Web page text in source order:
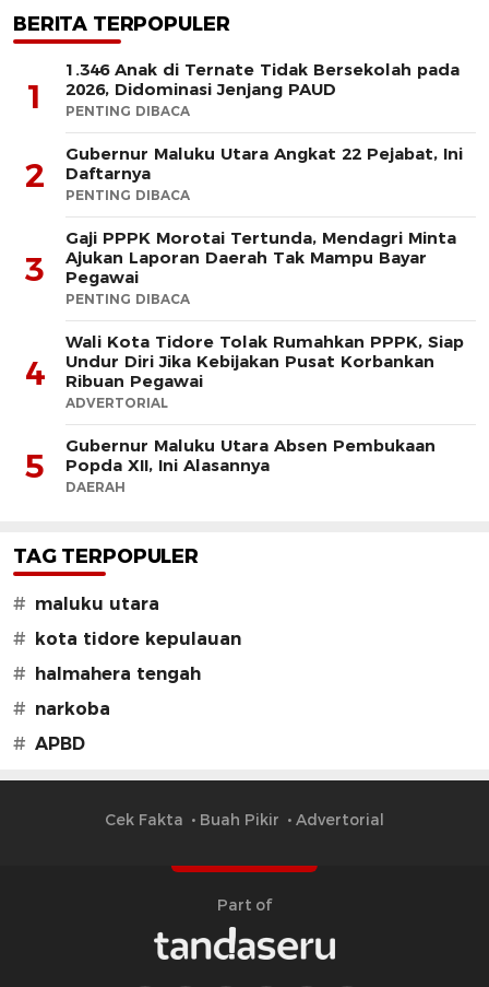
BERITA TERPOPULER
1
1.346 Anak di Ternate Tidak Bersekolah pada
2026, Didominasi Jenjang PAUD
PENTING DIBACA
2
Gubernur Maluku Utara Angkat 22 Pejabat, Ini
Daftarnya
PENTING DIBACA
3
Gaji PPPK Morotai Tertunda, Mendagri Minta
Ajukan Laporan Daerah Tak Mampu Bayar
Pegawai
PENTING DIBACA
4
Wali Kota Tidore Tolak Rumahkan PPPK, Siap
Undur Diri Jika Kebijakan Pusat Korbankan
Ribuan Pegawai
ADVERTORIAL
5
Gubernur Maluku Utara Absen Pembukaan
Popda XII, Ini Alasannya
DAERAH
TAG TERPOPULER
# maluku utara
# kota tidore kepulauan
# halmahera tengah
# narkoba
# APBD
Cek Fakta Buah Pikir Advertorial
Part of